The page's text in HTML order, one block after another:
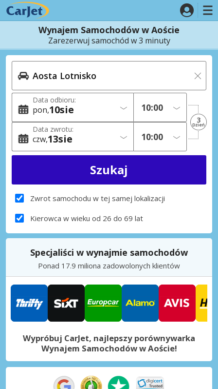
Wynajem Samochodów w Aoście
Zarezerwuj samochód w 3 minuty
Data odbioru:
pon 10sie
Data zwrotu:
czw 13sie
3
Dzień
Zwrot samochodu w tej samej lokalizacji
Kierowca w wieku od 26 do 69 lat
Specjaliści w wynajmie samochodów
Ponad 17.9 miliona zadowolonych klientów
Wypróbuj CarJet, najlepszy porównywarka
Wynajem Samochodów w Aoście!